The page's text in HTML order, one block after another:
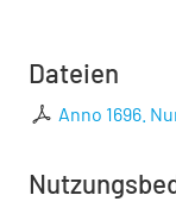
Dateien
Anno 1696.